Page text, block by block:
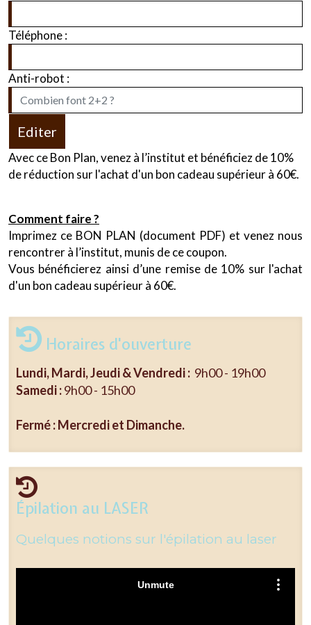
Téléphone :
Anti-robot :
Editer
Avec ce Bon Plan, venez à l’institut et bénéficiez de 10%
de réduction sur l'achat d'un bon cadeau supérieur à 60€.
Comment faire ?
Imprimez ce BON PLAN (document PDF) et venez nous
rencontrer à l’institut, munis de ce coupon.
Vous bénéficierez ainsi d’une remise de 10% sur l'achat
d'un bon cadeau supérieur à 60€.
Horaires d'ouverture
Lundi, Mardi, Jeudi & Vendredi : 9h00 - 19h00
Samedi :9h00 - 15h00
Fermé : Mercredi et Dimanche.
Épilation au LASER
Quelques notions sur l'épilation au laser